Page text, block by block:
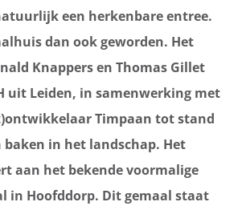
een herkenbare entree.
dan ook geworden. Het
Knappers en Thomas Gillet
uit Leiden, in samenwerking met
Timpaan tot stand
baken in het landschap. Het
aan het bekende voormalige
in Hoofddorp. Dit gemaal staat